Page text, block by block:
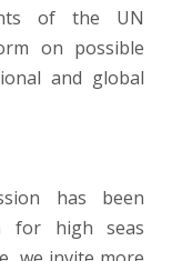
of the UN
on possible
and global
has been
for high seas